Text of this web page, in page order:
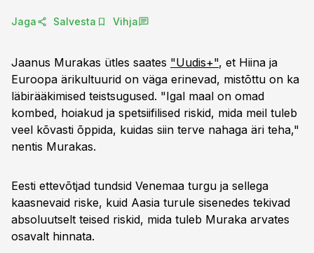
Jaga Salvesta Vihja
Jaanus Murakas ütles saates "Uudis+", et Hiina ja
Euroopa ärikultuurid on väga erinevad, mistõttu on ka
läbirääkimised teistsugused. "Igal maal on omad
kombed, hoiakud ja spetsiifilised riskid, mida meil tuleb
veel kõvasti õppida, kuidas siin terve nahaga äri teha,"
nentis Murakas.
Eesti ettevõtjad tundsid Venemaa turgu ja sellega
kaasnevaid riske, kuid Aasia turule sisenedes tekivad
absoluutselt teised riskid, mida tuleb Muraka arvates
osavalt hinnata.